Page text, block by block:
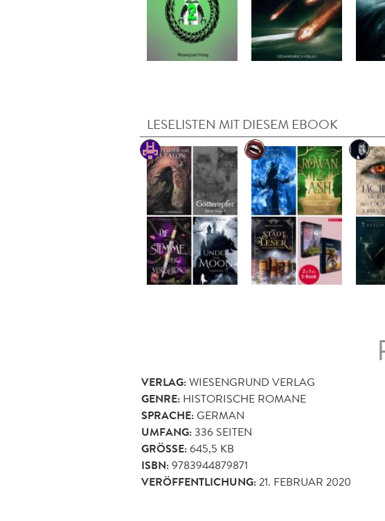
LESELISTEN MIT DIESEM EBOOK
VERLAG:WIESENGRUND VERLAG
GENRE: HISTORISCHE ROMANE
SPRACHE:GERMAN
UMFANG:336 SEITEN
GRÖSSE: 645,5 KB
ISBN:9783944879871
VERÖFFENTLICHUNG:21. FEBRUAR 2020